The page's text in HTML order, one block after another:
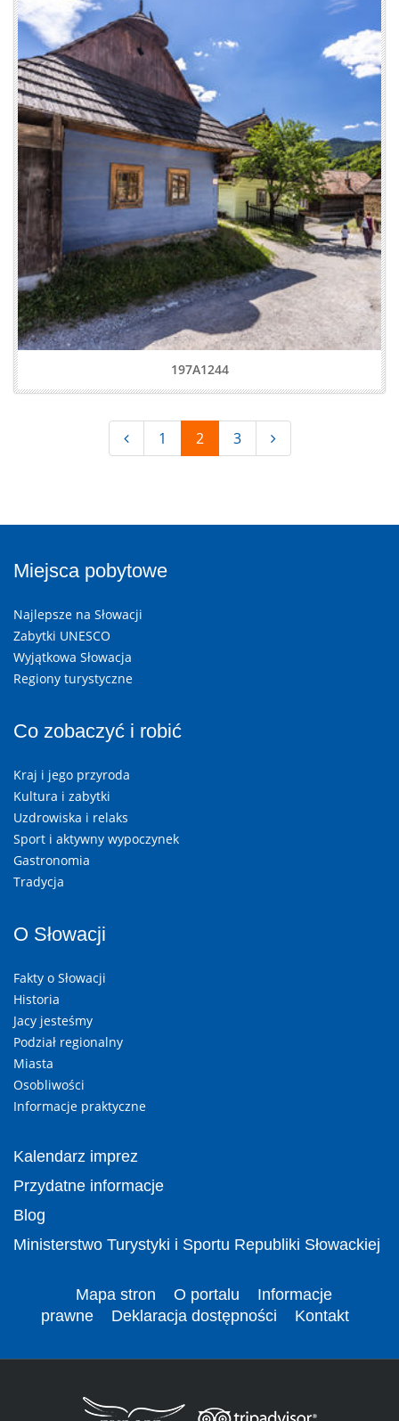
197A1244
1 2 3
Miejsca pobytowe
Najlepsze na Słowacji
Zabytki UNESCO
Wyjątkowa Słowacja
Regiony turystyczne
Co zobaczyć i robić
Kraj i jego przyroda
Kultura i zabytki
Uzdrowiska i relaks
Sport i aktywny wypoczynek
Gastronomia
Tradycja
O Słowacji
Fakty o Słowacji
Historia
Jacy jesteśmy
Podział regionalny
Miasta
Osobliwości
Informacje praktyczne
Kalendarz imprez
Przydatne informacje
Blog
Ministerstwo Turystyki i Sportu Republiki Słowackiej
Mapa stron O portalu
Informacje
prawne
Deklaracja dostępności Kontakt